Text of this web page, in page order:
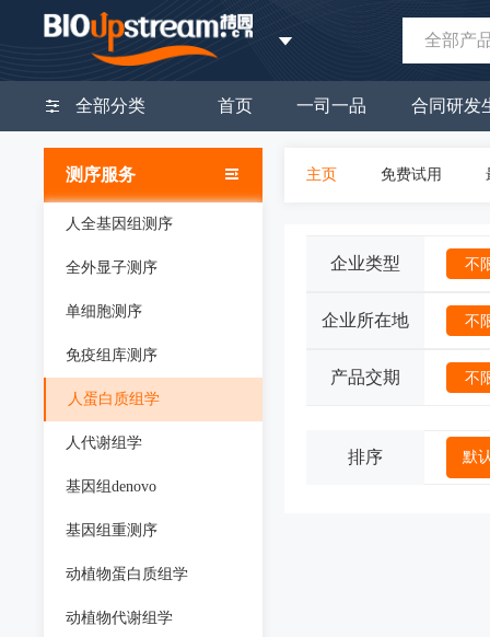
全部产
全部分类 首页 一司一品 合同研发
测序服务
人全基因组测序
全外显子测序
单细胞测序
免疫组库测序
人蛋白质组学
人代谢组学
基因组denovo
基因组重测序
动植物蛋白质组学
动植物代谢组学
主页 免费试用
企业类型 不
企业所在地 不
产品交期 不
排序 默